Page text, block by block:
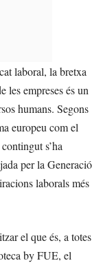
laboral, la bretxa
les empreses és un
humans. Segons
europeu com el
s’ha
per la Generació
laborals més
el que és, a totes
by FUE, el